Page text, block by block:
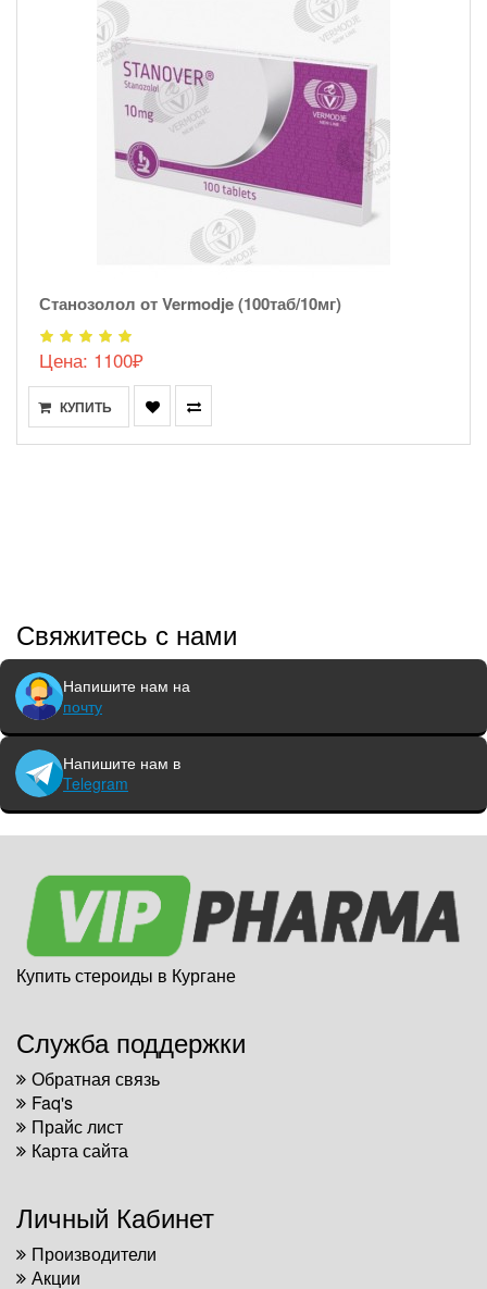
Станозолол от Vermodje (100таб/10мг)
Цена: 1100₽
КУПИТЬ
Свяжитесь с нами
Напишите нам на
почту
Напишите нам в
Telegram
Купить стероиды в Кургане
Служба поддержки
Обратная связь
Faq's
Прайс лист
Карта сайта
Личный Кабинет
Производители
Акции